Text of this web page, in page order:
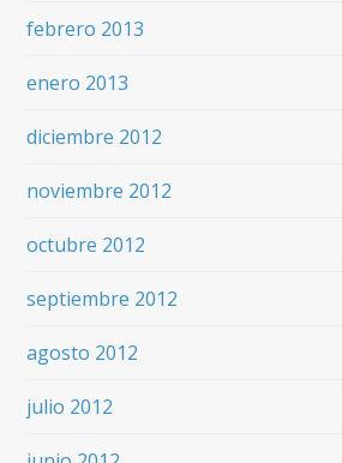
febrero 2013
enero 2013
diciembre 2012
noviembre 2012
octubre 2012
septiembre 2012
agosto 2012
julio 2012